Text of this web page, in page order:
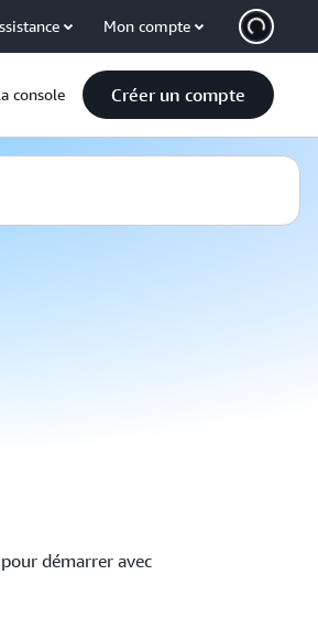
Mon compte
console Créer un compte
démarrer avec